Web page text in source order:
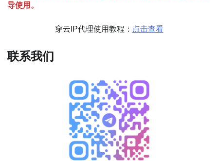
导使用。
穿云IP代理使用教程： 点击查看
联系我们